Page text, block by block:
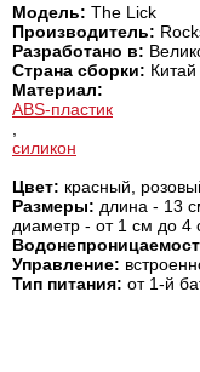
Модель: The Lick
Производитель:
Разработано в:
Страна сборки: Китай
Материал:
ABS-пластик
силикон
Цвет: красный,
Размеры: длина - 13
диаметр - от 1 см до 4
Управление:
Тип питания: от 1-й